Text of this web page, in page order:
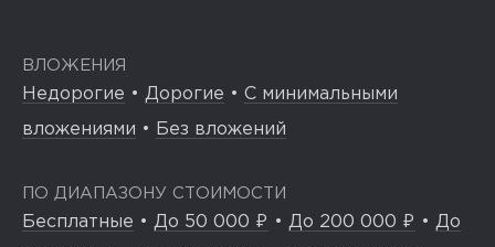
ВЛОЖЕНИЯ
Недорогие • Дорогие • С минимальными
вложениями • Без вложений
ПО ДИАПАЗОНУ СТОИМОСТИ
Бесплатные • До 50 000 ₽ • До 200 000 ₽ • До